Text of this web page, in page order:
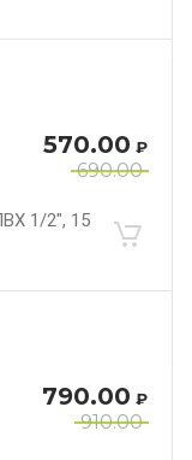
690.00
570.00 ₽
1/2", 15
910.00
790.00 ₽